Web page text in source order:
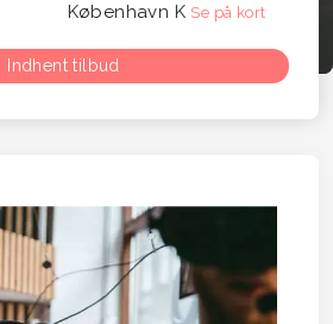
København K Se på kort
Indhent tilbud